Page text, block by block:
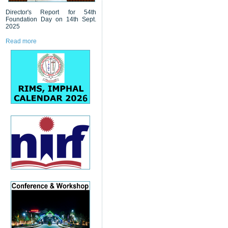
Director's Report for 54th
Foundation Day on 14th Sept.
2025
Read more